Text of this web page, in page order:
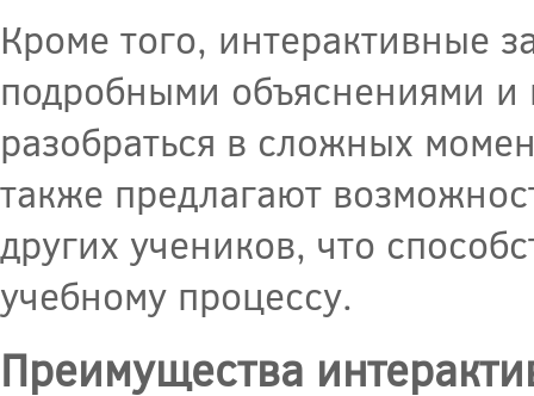
Кроме того, интерактивные
подробными объяснениями и
разобраться в сложных
также предлагают
других учеников, что
учебному процессу.
Преимущества